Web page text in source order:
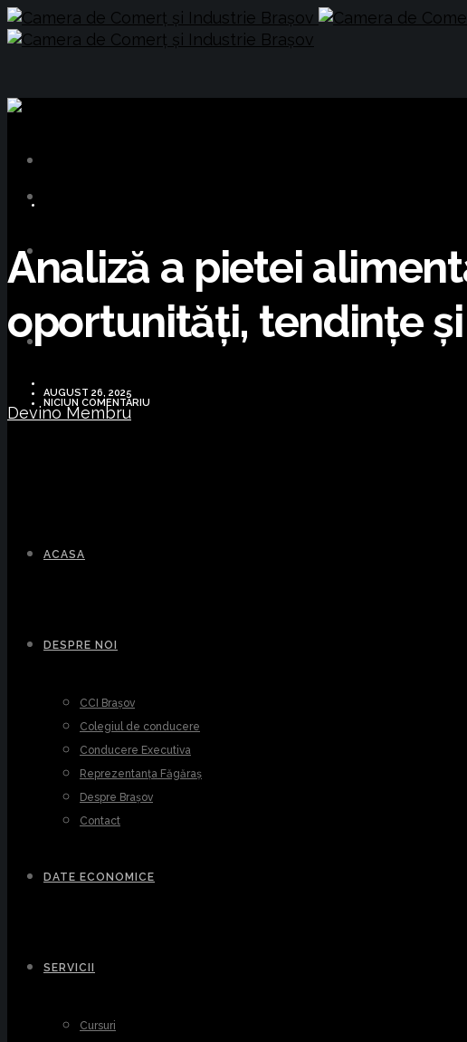
Devino Membru
ACASA
DESPRE NOI
CCI Brașov
Colegiul de conducere
Conducere Executiva
Reprezentanța Făgăraș
Despre Brașov
Contact
DATE ECONOMICE
SERVICII
Cursuri
Analiză a pietei
oportunități, tendințe
AUGUST 26, 2025
NICIUN COMENTARIU